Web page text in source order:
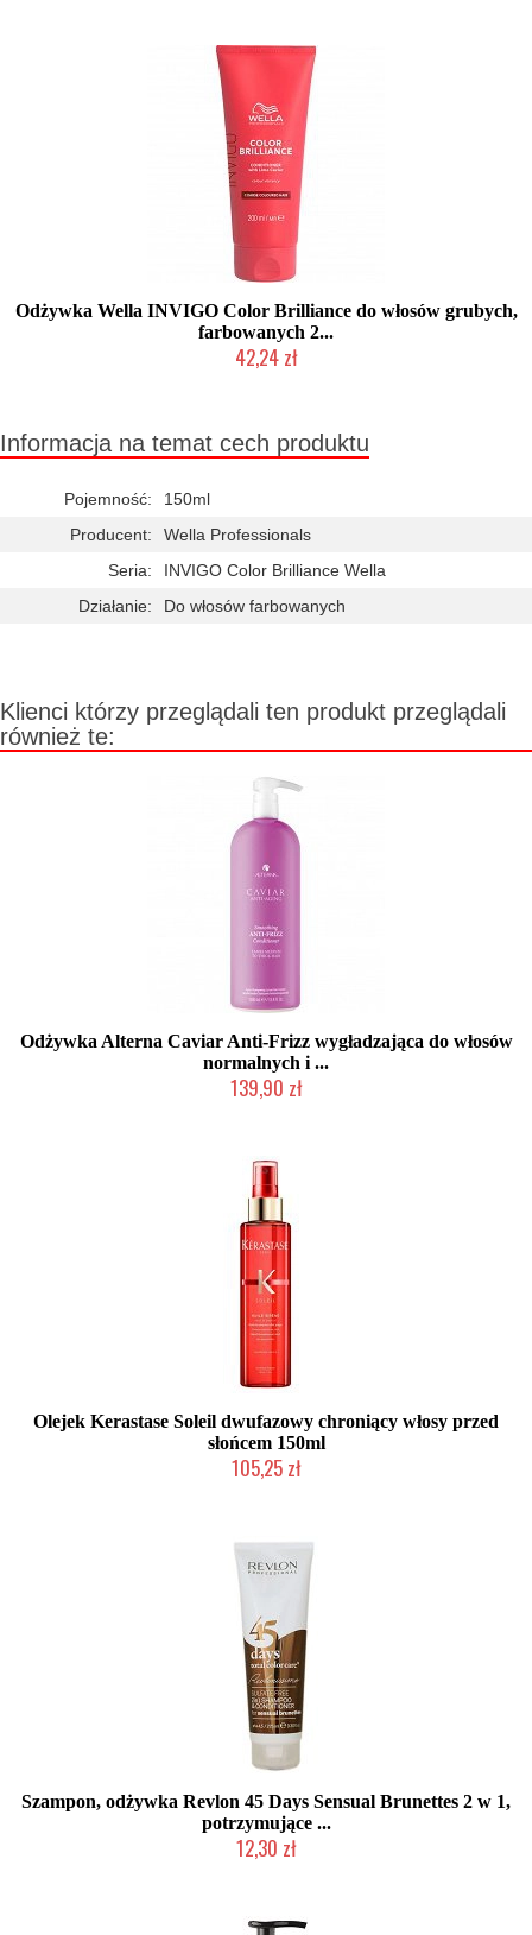
Odżywka Wella INVIGO Color Brilliance do włosów grubych,
farbowanych 2...
42,24 zł
Informacja na temat cech produktu
Pojemność:
150ml
Producent:
Wella Professionals
Seria:
INVIGO Color Brilliance Wella
Działanie:
Do włosów farbowanych
Klienci którzy przeglądali ten produkt przeglądali
również te:
Odżywka Alterna Caviar Anti-Frizz wygładzająca do włosów
normalnych i ...
139,90 zł
Olejek Kerastase Soleil dwufazowy chroniący włosy przed
słońcem 150ml
105,25 zł
Szampon, odżywka Revlon 45 Days Sensual Brunettes 2 w 1,
potrzymujące ...
12,30 zł